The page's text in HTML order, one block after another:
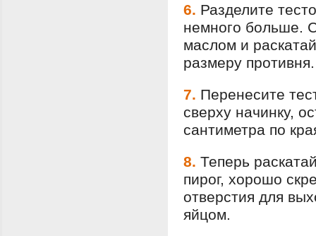
6. Разделите
немного больше.
маслом и
размеру противня.
7. Перенесите
сверху начинку,
сантиметра по
8. Теперь
пирог, хорошо
отверстия для
яйцом.